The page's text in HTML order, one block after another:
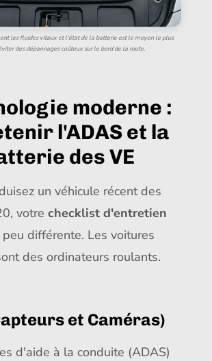
les fluides vitaux et l'état de la batterie est le moyen le plus
des dépannages coûteux sur le bord de la route.
moderne :
l'ADAS et la
des VE
un véhicule récent des
votre checklist d'entretien
différente. Les voitures
des ordinateurs roulants.
et Caméras)
d'aide à la conduite (ADAS)